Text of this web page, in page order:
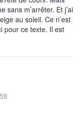
sans m’arrêter. Et j’ai
au soleil. Ce n’est
pour ce texte. Il est